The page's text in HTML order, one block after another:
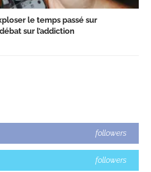
le temps passé sur
sur l’addiction
followers
followers